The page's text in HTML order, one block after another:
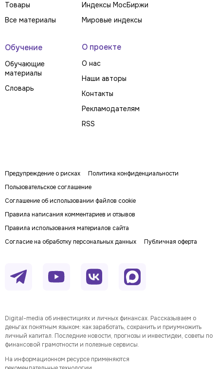
Товары
Все материалы
Индексы МосБиржи
Мировые индексы
Обучение
Обучающие
материалы
Словарь
О проекте
О нас
Наши авторы
Контакты
Рекламодателям
RSS
Предупреждение о рисках
Политика конфиденциальности
Пользовательское соглашение
Соглашение об использовании файлов cookie
Правила написания комментариев и отзывов
Правила использования материалов сайта
Согласие на обработку персональных данных
Публичная оферта
Digital-media об инвестициях и личных финансах. Рассказываем о
деньгах понятным языком: как заработать, сохранить и приумножить
личный капитал. Последние новости, прогнозы и инвестидеи, советы по
финансовой грамотности и полезные сервисы.
На информационном ресурсе применяются